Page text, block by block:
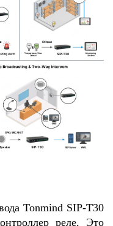
Tonmind SIP-T30
реле. Это